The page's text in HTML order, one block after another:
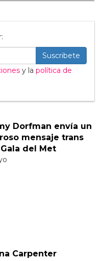
Suscribete
y la política de
Dorfman envía un
mensaje trans
del Met
Carpenter